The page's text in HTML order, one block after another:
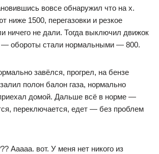
вовсе обнаружил что на х.
ниже 1500, перегазовки и резкое
ничего не дали. Тогда выключил движок
— обороты стали нормальными — 800.
завёлся, прогрел, на бензе
полон балон газа, нормально
домой. Дальше всё в норме —
переключается, едет — без проблем
Ааааа. вот. У меня нет никого из